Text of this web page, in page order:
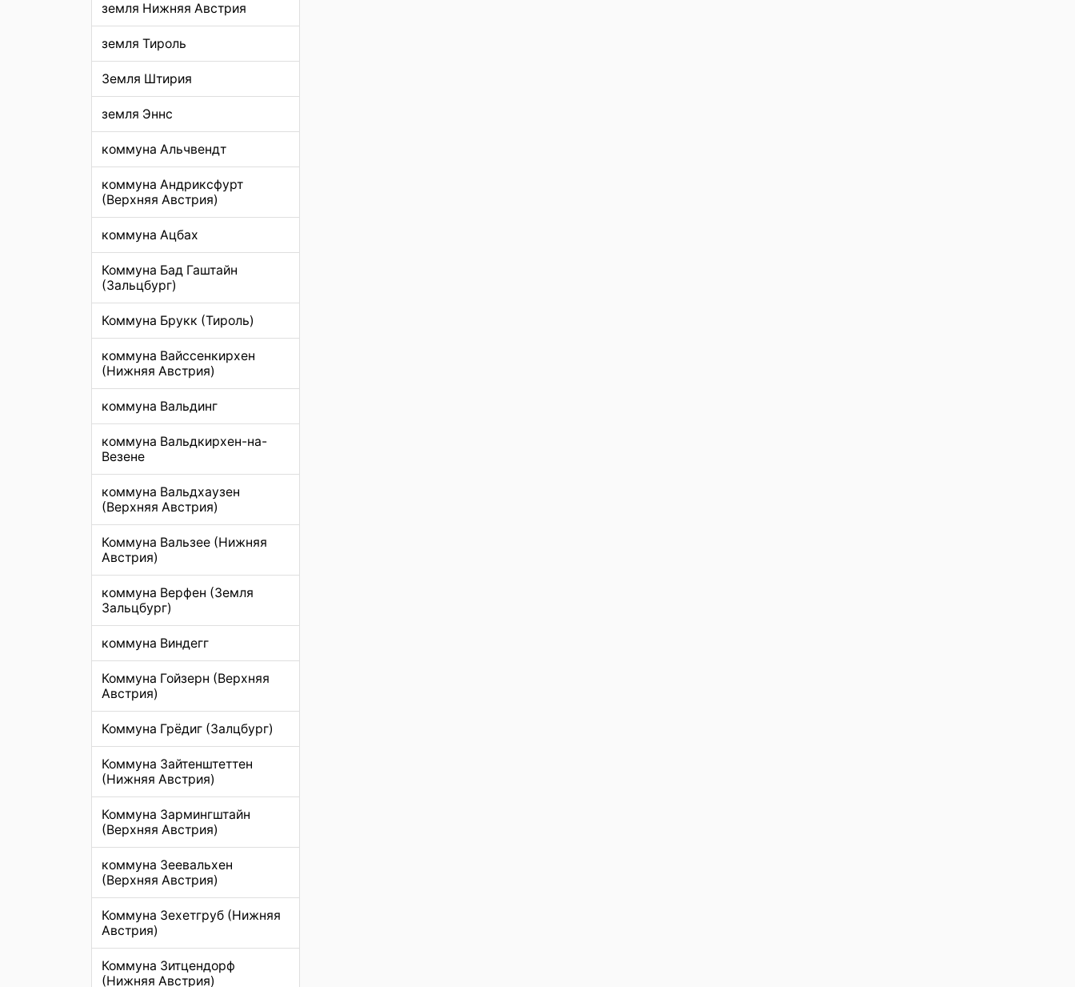
земля Нижняя Австрия
земля Тироль
Земля Штирия
земля Эннс
коммуна Альчвендт
коммуна Андриксфурт
(Верхняя Австрия)
коммуна Ацбах
Коммуна Бад Гаштайн
(Зальцбург)
Коммуна Брукк (Тироль)
коммуна Вайссенкирхен
(Нижняя Австрия)
коммуна Вальдинг
коммуна Вальдкирхен-на-
Везене
коммуна Вальдхаузен
(Верхняя Австрия)
Коммуна Вальзее (Нижняя
Австрия)
коммуна Верфен (Земля
Зальцбург)
коммуна Виндегг
Коммуна Гойзерн (Верхняя
Австрия)
Коммуна Грёдиг (Залцбург)
Коммуна Зайтенштеттен
(Нижняя Австрия)
Коммуна Зармингштайн
(Верхняя Австрия)
коммуна Зеевальхен
(Верхняя Австрия)
Коммуна Зехетгруб (Нижняя
Австрия)
Коммуна Зитцендорф
(Нижняя Австрия)